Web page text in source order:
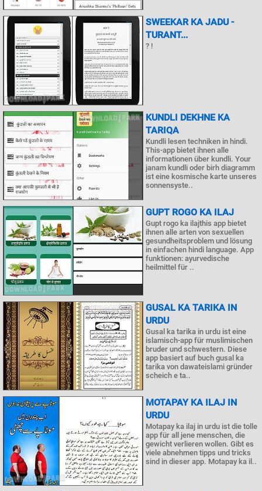
SWEEKAR KA JADU -
TURANT...
? !
KUNDLI DEKHNE KA
TARIQA
Kundli lesen techniken in hindi.
This-app bietet ihnen alle
informationen über kundli. Your
janam kundli oder birh diagramm
ist eine kosmische karte unseres
sonnensyste..
GUPT ROGO KA ILAJ
Gupt rogo ka ilajthis app bietet
ihnen alle arten von sexuellen
gesundheitsproblem und lösung
in einfachen hindi language. App
funktionen: ayurvedische
heilmittel für ..
GUSAL KA TARIKA IN
URDU
Gusal ka tarika in urdu ist eine
islamisch-app für muslimischen
bruder und schwestern. Diese
app basiert auf buch gusal ka
tarika von dawateislami gründer
scheich e ta..
MOTAPAY KA ILAJ IN
URDU
Motapay ka ilaj in urdu ist die tolle
app für all jene menschen, die
gewicht verlieren wollen. Gibt es
viele abnehmen tipps und tricks
sind in dieser app. Motapay ka il..